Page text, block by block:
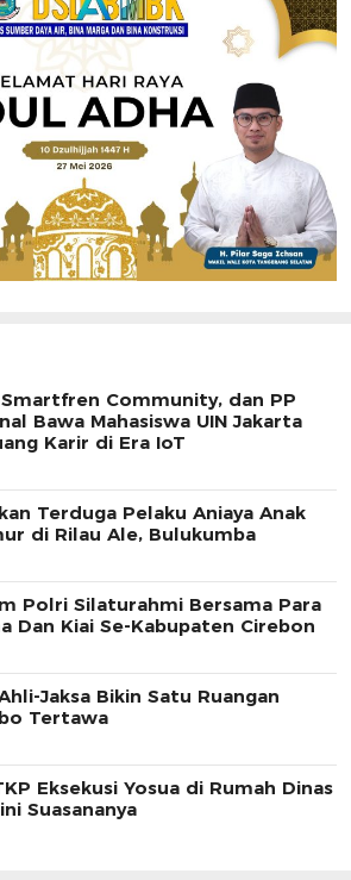
Community, dan PP
Bawa Mahasiswa UIN Jakarta
Karir di Era IoT
Terduga Pelaku Aniaya Anak
di Rilau Ale, Bulukumba
Polri Silaturahmi Bersama Para
Dan Kiai Se-Kabupaten Cirebon
Jaksa Bikin Satu Ruangan
Tertawa
Eksekusi Yosua di Rumah Dinas
Suasananya